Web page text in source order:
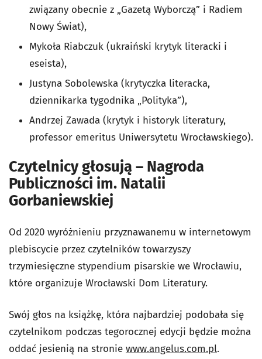
związany obecnie z „Gazetą Wyborczą” i Radiem
Nowy Świat),
Mykoła Riabczuk (ukraiński krytyk literacki i
eseista),
Justyna Sobolewska (krytyczka literacka,
dziennikarka tygodnika „Polityka”),
Andrzej Zawada (krytyk i historyk literatury,
professor emeritus Uniwersytetu Wrocławskiego).
Czytelnicy głosują – Nagroda
Publiczności im. Natalii
Gorbaniewskiej
Od 2020 wyróżnieniu przyznawanemu w internetowym
plebiscycie przez czytelników towarzyszy
trzymiesięczne stypendium pisarskie we Wrocławiu,
które organizuje Wrocławski Dom Literatury.
Swój głos na książkę, która najbardziej podobała się
czytelnikom podczas tegorocznej edycji będzie można
oddać jesienią na stronie www.angelus.com.pl.